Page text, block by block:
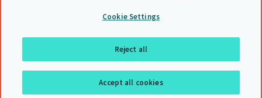
Stellungnahme zu moderner Sklaverei
Schutzrichtlinien
Sitemap
Nach oben
Cookie Settings
Reject all
Accept all cookies